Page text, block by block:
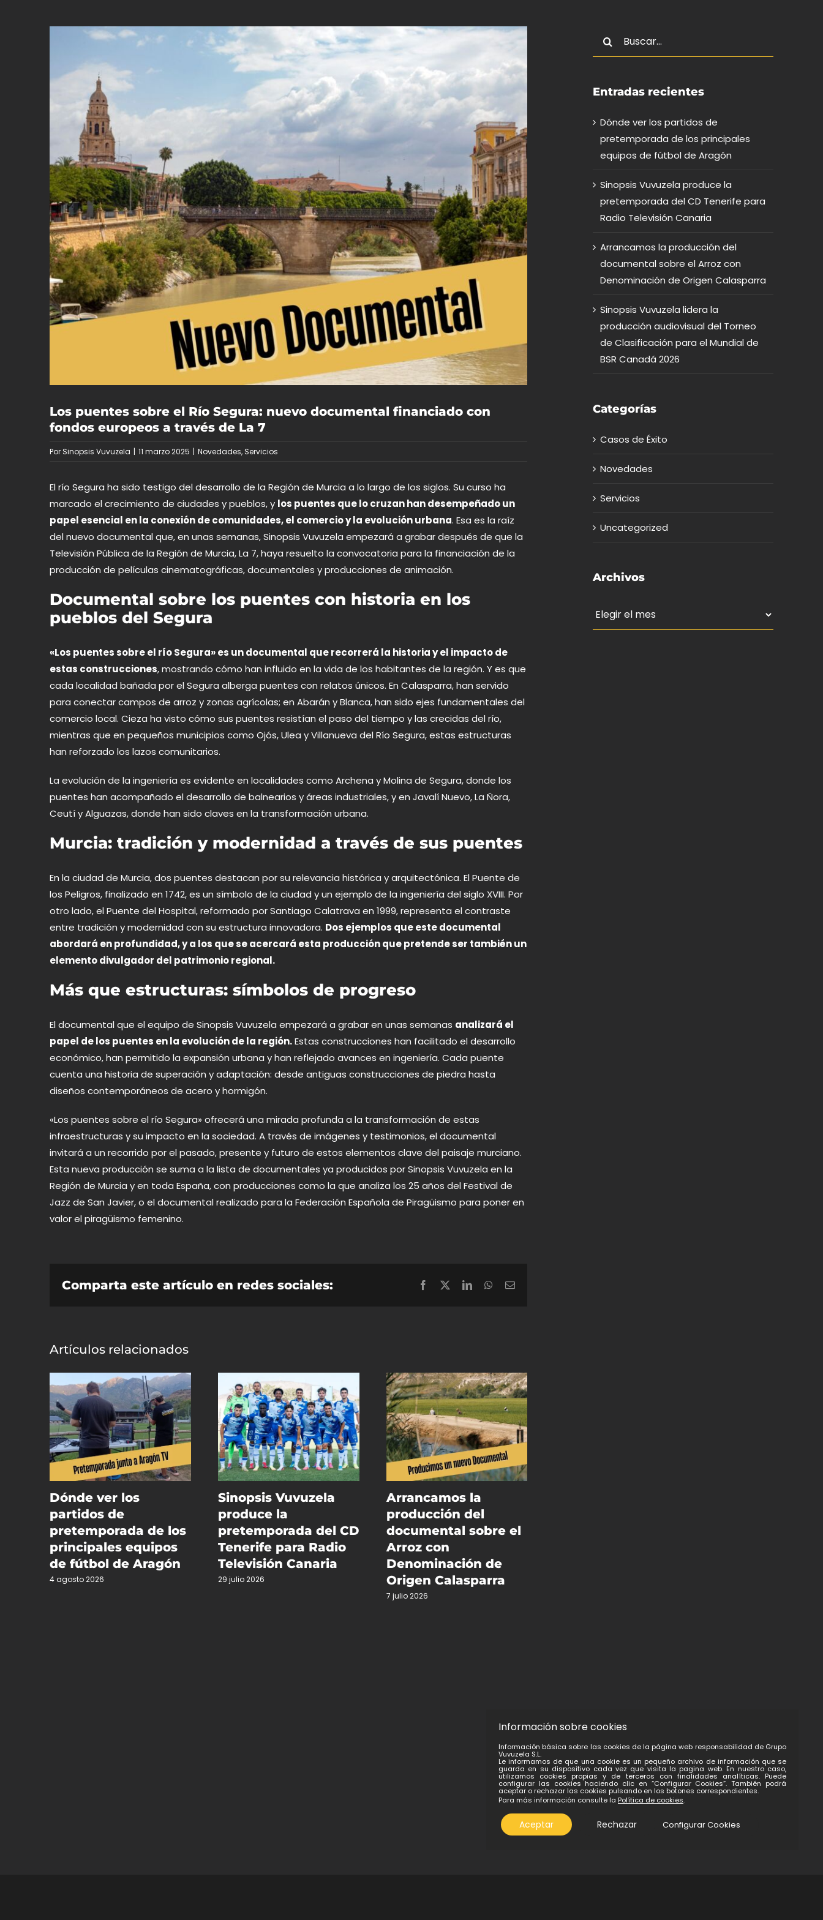
Los puentes sobre el Río Segura: nuevo documental financiado con
fondos europeos a través de La 7
Por Sinopsis Vuvuzela | 11 marzo 2025 | Novedades, Servicios
El río Segura ha sido testigo del desarrollo de la Región de Murcia a lo largo de los siglos. Su curso ha
marcado el crecimiento de ciudades y pueblos, y los puentes que lo cruzan han desempeñado un
papel esencial en la conexión de comunidades, el comercio y la evolución urbana. Esa es la raíz
del nuevo documental que, en unas semanas,Sinopsis Vuvuzela empezará a grabar después de que la
Televisión Pública de la Región de Murcia, La 7, haya resuelto la convocatoria para la financiación de la
producción de películas cinematográficas, documentales y producciones de animación.
Documental sobre los puentes con historia en los
pueblos del Segura
«Los puentes sobre el río Segura» es un documental que recorrerá la historia y el impacto de
estas construcciones, mostrando cómo han influido en la vida de los habitantes de la región. Y es que
cada localidad bañada por el Segura alberga puentes con relatos únicos. En Calasparra, han servido
para conectar campos de arroz y zonas agrícolas; en Abarán y Blanca, han sido ejes fundamentales del
comercio local. Cieza ha visto cómo sus puentes resistían el paso del tiempo y las crecidas del río,
mientras que en pequeños municipios como Ojós, Ulea y Villanueva del Río Segura, estas estructuras
han reforzado los lazos comunitarios.
La evolución de la ingeniería es evidente en localidades como Archena y Molina de Segura, donde los
puentes han acompañado el desarrollo de balnearios y áreas industriales, y en Javalí Nuevo, La Ñora,
Ceutí y Alguazas, donde han sido claves en la transformación urbana.
Murcia: tradición y modernidad a través de sus puentes
En la ciudad de Murcia, dos puentes destacan por su relevancia histórica y arquitectónica. El Puente de
los Peligros, finalizado en 1742, es un símbolo de la ciudad y un ejemplo de la ingeniería del siglo XVIII. Por
otro lado, el Puente del Hospital, reformado por Santiago Calatrava en 1999, representa el contraste
entre tradición y modernidad con su estructura innovadora. Dos ejemplos que este documental
abordará en profundidad, y a los que se acercará esta producción que pretende ser también un
elemento divulgador del patrimonio regional.
Más que estructuras: símbolos de progreso
El documental que el equipo de Sinopsis Vuvuzela empezará a grabar en unas semanas analizará el
papel de los puentes en la evolución de la región.Estas construcciones han facilitado el desarrollo
económico, han permitido la expansión urbana y han reflejado avances en ingeniería. Cada puente
cuenta una historia de superación y adaptación: desde antiguas construcciones de piedra hasta
diseños contemporáneos de acero y hormigón.
«Los puentes sobre el río Segura» ofrecerá una mirada profunda a la transformación de estas
infraestructuras y su impacto en la sociedad. A través de imágenes y testimonios, el documental
invitará a un recorrido por el pasado, presente y futuro de estos elementos clave del paisaje murciano.
Esta nueva producción se suma a la lista de documentales ya producidos por Sinopsis Vuvuzela en la
Región de Murcia y en toda España, con producciones como la que analiza los 25 años del Festival de
Jazz de San Javier, o el documental realizado para la Federación Española de Piragüismo para poner en
valor el piragüismo femenino.
Comparta este artículo en redes sociales: Facebook LinkedInWhatsApp
Correo
Artículos relacionados
Dónde ver los
partidos de
pretemporada de los
principales equipos
de fútbol de Aragón
4 agosto 2026
Sinopsis Vuvuzela
produce la
pretemporada del CD
Tenerife para Radio
Televisión Canaria
29 julio 2026
Arrancamos la
producción del
documental sobre el
Arroz con
Denominación de
Origen Calasparra
7 julio 2026
Buscar:
Entradas recientes
Dónde ver los partidos de
pretemporada de los principales
equipos de fútbol de Aragón
Sinopsis Vuvuzela produce la
pretemporada del CD Tenerife para
Radio Televisión Canaria
Arrancamos la producción del
documental sobre el Arroz con
Denominación de Origen Calasparra
Sinopsis Vuvuzela lidera la
producción audiovisual del Torneo
de Clasificación para el Mundial de
BSR Canadá 2026
Categorías
Casos de Éxito
Novedades
Servicios
Uncategorized
Archivos
Archivos
Información sobre cookies
Información básica sobre las cookies de la página web responsabilidad de Grupo
Vuvuzela S.L.
Le informamos de que una cookie es un pequeño archivo de información que se
guarda en su dispositivo cada vez que visita la pagina web. En nuestro caso,
utilizamos cookies propias y de terceros con finalidades analíticas. Puede
configurar las cookies haciendo clic en “Configurar Cookies”. También podrá
aceptar o rechazar las cookies pulsando en los botones correspondientes.
Para más información consulte la Política de cookies.
Aceptar Rechazar Configurar Cookies